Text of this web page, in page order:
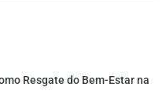
Resgate do Bem-Estar na